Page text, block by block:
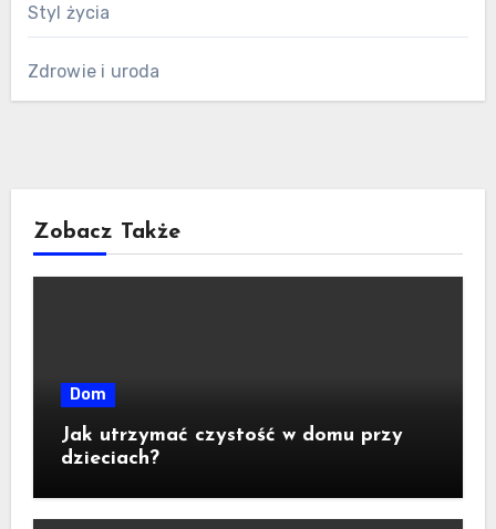
Styl życia
Zdrowie i uroda
Zobacz Także
Dom
Jak utrzymać czystość w domu przy
dzieciach?